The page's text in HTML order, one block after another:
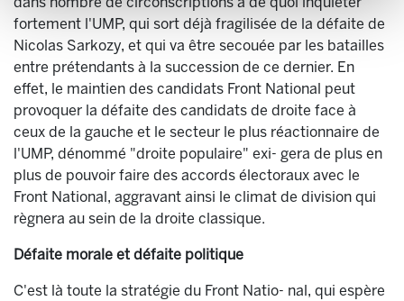
fortement l'UMP, qui sort déjà fragilisée de la défaite de
Nicolas Sarkozy, et qui va être secouée par les batailles
entre prétendants à la succession de ce dernier. En
effet, le maintien des candidats Front National peut
provoquer la défaite des candidats de droite face à
ceux de la gauche et le secteur le plus réactionnaire de
l'UMP, dénommé "droite populaire" exi- gera de plus en
plus de pouvoir faire des accords électoraux avec le
Front National, aggravant ainsi le climat de division qui
règnera au sein de la droite classique.
Défaite morale et défaite politique
C'est là toute la stratégie du Front Natio- nal, qui espère